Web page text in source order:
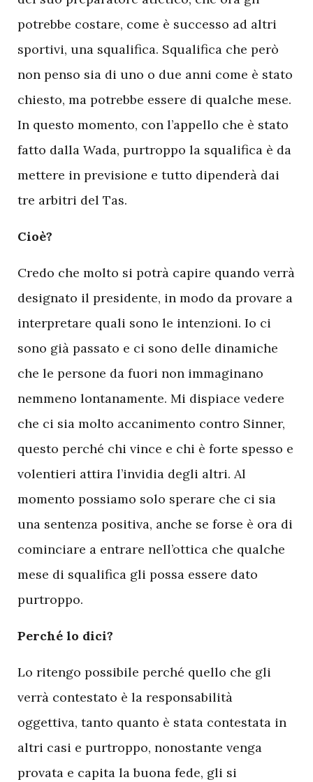
potrebbe costare, come è successo ad altri
sportivi, una squalifica. Squalifica che però
non penso sia di uno o due anni come è stato
chiesto, ma potrebbe essere di qualche mese.
In questo momento, con l’appello che è stato
fatto dalla Wada, purtroppo la squalifica è da
mettere in previsione e tutto dipenderà dai
tre arbitri del Tas.
Cioè?
Credo che molto si potrà capire quando verrà
designato il presidente, in modo da provare a
interpretare quali sono le intenzioni. Io ci
sono già passato e ci sono delle dinamiche
che le persone da fuori non immaginano
nemmeno lontanamente. Mi dispiace vedere
che ci sia molto accanimento contro Sinner,
questo perché chi vince e chi è forte spesso e
volentieri attira l’invidia degli altri. Al
momento possiamo solo sperare che ci sia
una sentenza positiva, anche se forse è ora di
cominciare a entrare nell’ottica che qualche
mese di squalifica gli possa essere dato
purtroppo.
Perché lo dici?
Lo ritengo possibile perché quello che gli
verrà contestato è la responsabilità
oggettiva, tanto quanto è stata contestata in
altri casi e purtroppo, nonostante venga
provata e capita la buona fede, gli si